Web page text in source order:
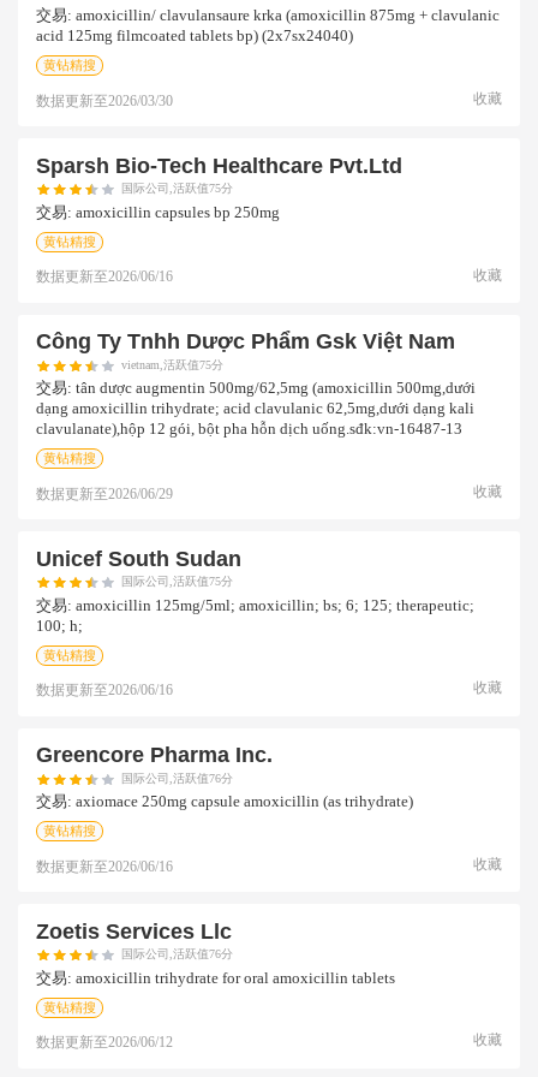
交易: amoxicillin/ clavulansaure krka (amoxicillin 875mg + clavulanic
acid 125mg filmcoated tablets bp) (2x7sx24040)
黄钻精搜
数据更新至2026/03/30 收藏
Sparsh Bio-Tech Healthcare Pvt.ltd
国际公司,活跃值75分
交易: amoxicillin capsules bp 250mg
黄钻精搜
数据更新至2026/06/16 收藏
Công Ty Tnhh Dược Phẩm Gsk Việt Nam
vietnam,活跃值75分
交易: tân dược augmentin 500mg/62,5mg (amoxicillin 500mg,dưới
dạng amoxicillin trihydrate; acid clavulanic 62,5mg,dưới dạng kali
clavulanate),hộp 12 gói, bột pha hỗn dịch uống.sđk:vn-16487-13
黄钻精搜
数据更新至2026/06/29 收藏
Unicef South Sudan
国际公司,活跃值75分
交易: amoxicillin 125mg/5ml; amoxicillin; bs; 6; 125; therapeutic;
100; h;
黄钻精搜
数据更新至2026/06/16 收藏
Greencore Pharma Inc.
国际公司,活跃值76分
交易: axiomace 250mg capsule amoxicillin (as trihydrate)
黄钻精搜
数据更新至2026/06/16 收藏
Zoetis Services Llc
国际公司,活跃值76分
交易: amoxicillin trihydrate for oral amoxicillin tablets
黄钻精搜
数据更新至2026/06/12 收藏